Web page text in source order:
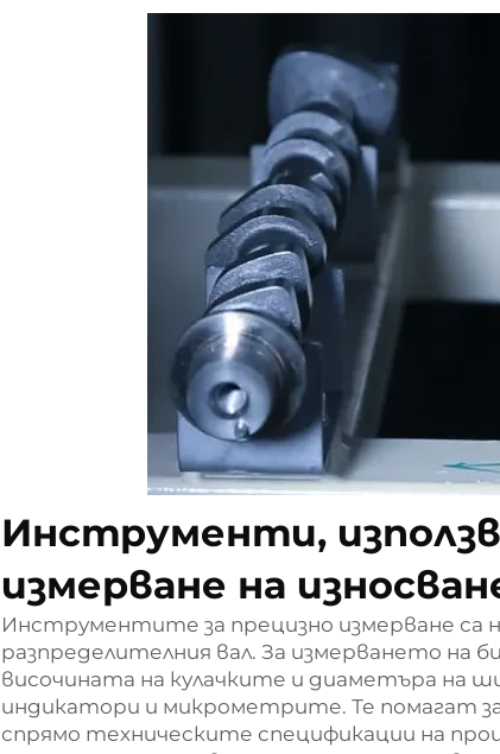
Инструменти,
измерване на
Инструментите за прецизно измерване са
разпределителния вал. За измерването на
височината на кулачките и диаметъра на
индикатори и микрометрите. Те помагат
спрямо техническите спецификации на